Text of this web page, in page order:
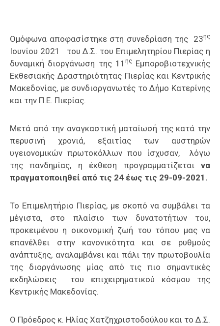
Ομόφωνα αποφασίστηκε στη συνεδρίαση της 23ης
Ιουνίου 2021 του Δ.Σ. του Επιμελητηρίου Πιερίας η
δυναμική διοργάνωση της 11 ηςΕμποροβιοτεχνικής
Εκθεσιακής Δραστηριότητας Πιερίας και Κεντρικής
Μακεδονίας, με συνδιοργανωτές το Δήμο Κατερίνης
και την Π.Ε. Πιερίας.
Μετά από την αναγκαστική ματαίωσή της κατά την
περυσινή χρονιά, εξαιτίας των αυστηρών
υγειονομικών πρωτοκόλλων που ίσχυσαν, λόγω
της πανδημίας, η έκθεση προγραμματίζεται να
πραγματοποιηθεί από τις 24 έως τις 29-09-2021.
Το Επιμελητήριο Πιερίας, με σκοπό να συμβάλει τα
μέγιστα, στο πλαίσιο των δυνατοτήτων του,
προκειμένου η οικονομική ζωή του τόπου μας να
επανέλθει στην κανονικότητα και σε ρυθμούς
ανάπτυξης, αναλαμβάνει και πάλι την πρωτοβουλία
της διοργάνωσης μίας από τις πιο σημαντικές
εκδηλώσεις του επιχειρηματικού κόσμου της
Κεντρικής Μακεδονίας.
Ο Πρόεδρος κ. Ηλίας Χατζηχριστοδούλου και το Δ.Σ.